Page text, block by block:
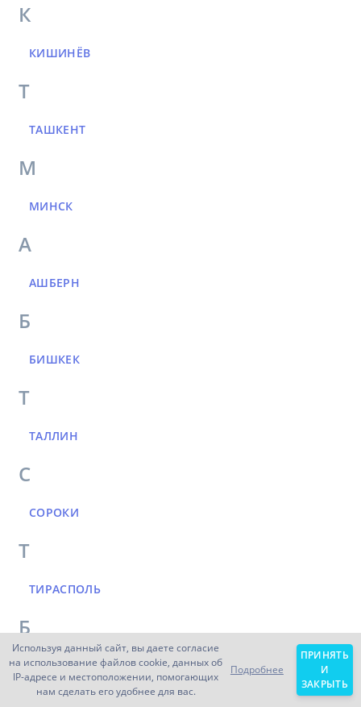
Используя данный сайт, вы даете согласие
на использование файлов cookie, данных об
IP-адресе и местоположении, помогающих
нам сделать его удобнее для вас.
Подробнее
ПРИНЯТЬ
И
ЗАКРЫТЬ
К
КИШИНЁВ
Т
ТАШКЕНТ
М
МИНСК
А
АШБЕРН
Б
БИШКЕК
Т
ТАЛЛИН
С
СОРОКИ
Т
ТИРАСПОЛЬ
Б
БАКУ БЕРЛИН